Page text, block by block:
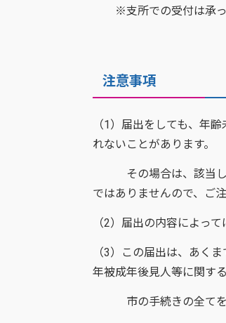
※支所での受付は承っ
注意事項
（1）届出をしても、年
れないことがあります。
その場合は、該当した
ではありませんので、ご
（2）届出の内容によっ
（3）この届出は、あく
年被成年後見人等に関する
市の手続きの全てを代